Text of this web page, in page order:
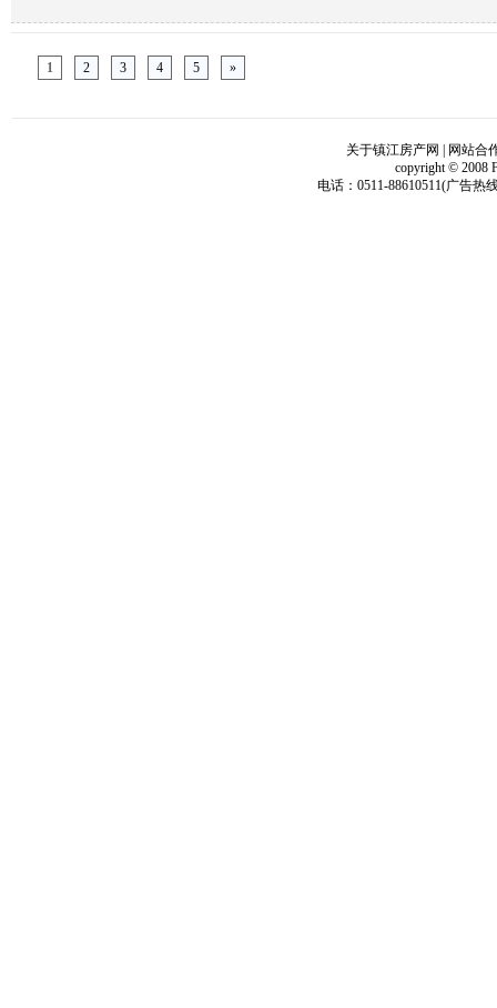
1 2 3 4 5 »
关于镇江房产网
网站合
copyright © 2008
电话：0511-88610511(广告热